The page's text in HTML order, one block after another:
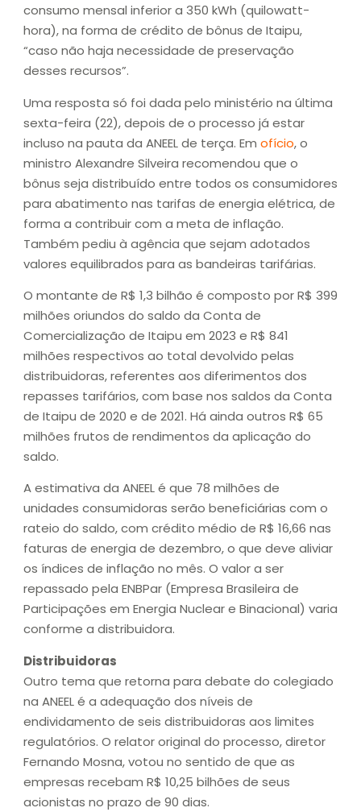
consumo mensal inferior a 350 kWh (quilowatt-
hora), na forma de crédito de bônus de Itaipu,
“caso não haja necessidade de preservação
desses recursos”.
Uma resposta só foi dada pelo ministério na última
sexta-feira (22), depois de o processo já estar
incluso na pauta da ANEEL de terça. Em ofício, o
ministro Alexandre Silveira recomendou que o
bônus seja distribuído entre todos os consumidores
para abatimento nas tarifas de energia elétrica, de
forma a contribuir com a meta de inflação.
Também pediu à agência que sejam adotados
valores equilibrados para as bandeiras tarifárias.
O montante de R$ 1,3 bilhão é composto por R$ 399
milhões oriundos do saldo da Conta de
Comercialização de Itaipu em 2023 e R$ 841
milhões respectivos ao total devolvido pelas
distribuidoras, referentes aos diferimentos dos
repasses tarifários, com base nos saldos da Conta
de Itaipu de 2020 e de 2021. Há ainda outros R$ 65
milhões frutos de rendimentos da aplicação do
saldo.
A estimativa da ANEEL é que 78 milhões de
unidades consumidoras serão beneficiárias com o
rateio do saldo, com crédito médio de R$ 16,66 nas
faturas de energia de dezembro, o que deve aliviar
os índices de inflação no mês. O valor a ser
repassado pela ENBPar (Empresa Brasileira de
Participações em Energia Nuclear e Binacional) varia
conforme a distribuidora.
Distribuidoras
Outro tema que retorna para debate do colegiado
na ANEEL é a adequação dos níveis de
endividamento de seis distribuidoras aos limites
regulatórios. O relator original do processo, diretor
Fernando Mosna, votou no sentido de que as
empresas recebam R$ 10,25 bilhões de seus
acionistas no prazo de 90 dias.